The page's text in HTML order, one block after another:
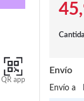
QR app
Envío
Envío a